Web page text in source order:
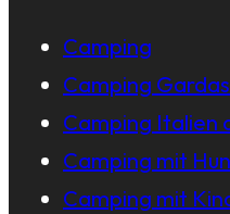
Camping
Camping
Camping Italien
Camping mit
Camping mit